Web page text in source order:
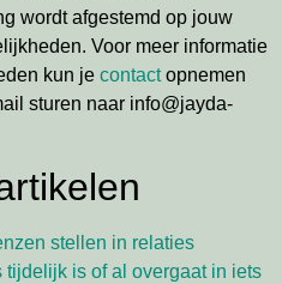
wordt afgestemd op jouw
Voor meer informatie
kun je contactopnemen
sturen naar info@jayda-
stellen in relaties
tijdelijk is of al overgaat in iets